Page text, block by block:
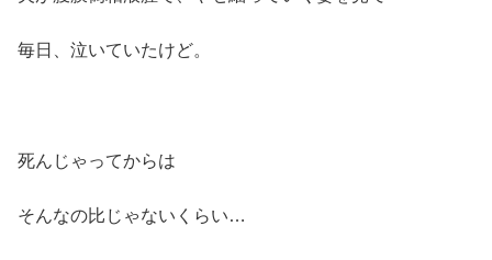
毎日、泣いていたけど。
死んじゃってからは
そんなの比じゃないくらい…